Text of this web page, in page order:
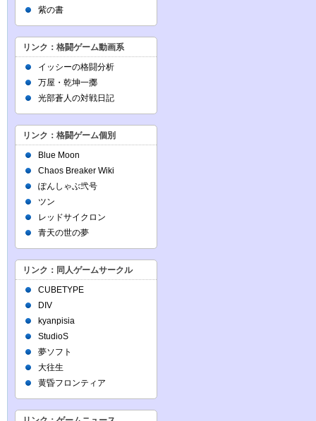
紫の書
リンク：格闘ゲーム動画系
イッシーの格闘分析
万屋・乾坤一擲
光部蒼人の対戦日記
リンク：格闘ゲーム個別
Blue Moon
Chaos Breaker Wiki
ぽんしゃぶ弐号
ツン
レッドサイクロン
青天の世の夢
リンク：同人ゲームサークル
CUBETYPE
DIV
kyanpisia
StudioS
夢ソフト
大往生
黄昏フロンティア